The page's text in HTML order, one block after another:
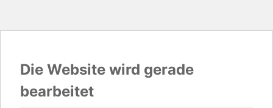
Die Website wird gerade
bearbeitet